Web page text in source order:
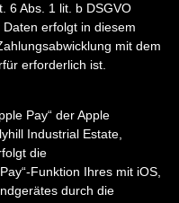
6 Abs. 1 lit. b DSGVO
erfolgt in diesem
mit dem
erforderlich ist.
Pay“ der Apple
Industrial Estate,
die
Funktion Ihres mit iOS,
durch die